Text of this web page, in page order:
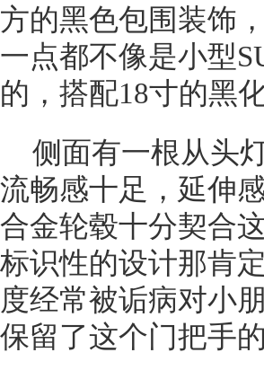
方的黑色包围装饰
一点都不像是小型
的，搭配18寸的黑
侧面有一根从头
流畅感十足，延伸
合金轮毂十分契合
标识性的设计那肯
度经常被诟病对小
保留了这个门把手的